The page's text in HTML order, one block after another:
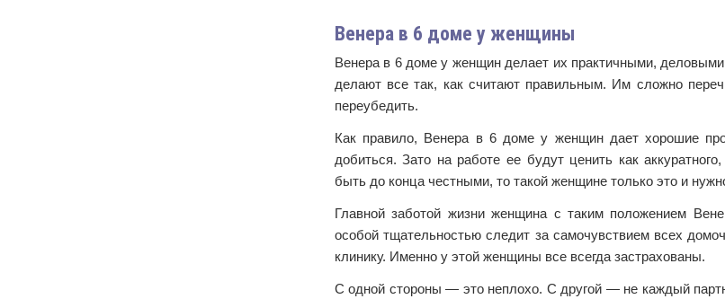
Венера в 6 доме у женщины
Венера в 6 доме у женщин делает их практичными,
делают все так, как считают правильным. Им сложно
переубедить.
Как правило, Венера в 6 доме у женщин дает хорошие
добиться. Зато на работе ее будут ценить как
быть до конца честными, то такой женщине только это и
Главной заботой жизни женщина с таким положением
особой тщательностью следит за самочувствием всех
клинику. Именно у этой женщины все всегда застрахованы.
С одной стороны — это неплохо. С другой — не каждый